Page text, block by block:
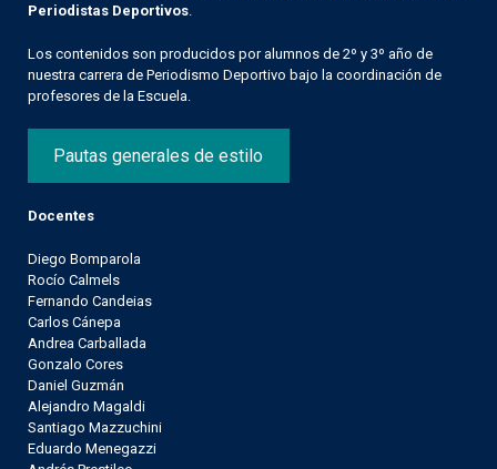
Periodistas Deportivos
Los contenidos son producidos por alumnos de 2º y 3º año de
nuestra carrera de Periodismo Deportivo bajo la coordinación de
profesores de la Escuela.
Pautas generales de estilo
Docentes
Diego Bomparola
Rocío Calmels
Fernando Candeias
Carlos Cánepa
Andrea Carballada
Gonzalo Cores
Daniel Guzmán
Alejandro Magaldi
Santiago Mazzuchini
Eduardo Menegazzi